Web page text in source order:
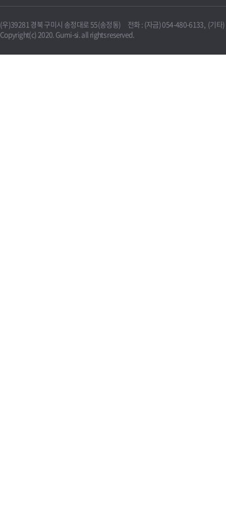
(우)39281 경북 구미시 송정대로 55(송정동) 전화 : (자금) 054-480-6133, (기타
Copyright(c) 2020. Gumi-si. all rights reserved.